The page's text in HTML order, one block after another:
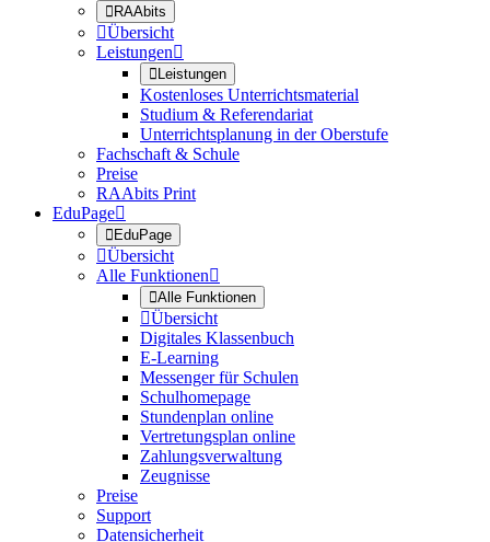
RAAbits
Übersicht
Leistungen
Leistungen
Kostenloses Unterrichtsmaterial
Studium & Referendariat
Unterrichtsplanung in der Oberstufe
Fachschaft & Schule
Preise
RAAbits Print
EduPage
EduPage
Übersicht
Alle Funktionen
Alle Funktionen
Übersicht
Digitales Klassenbuch
E-Learning
Messenger für Schulen
Schulhomepage
Stundenplan online
Vertretungsplan online
Zahlungsverwaltung
Zeugnisse
Preise
Support
Datensicherheit